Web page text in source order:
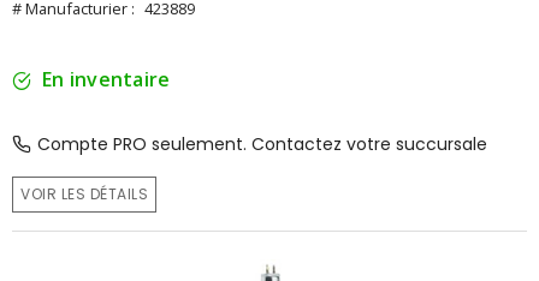
# Manufacturier : 423889
En inventaire
Compte PRO seulement. Contactez votre succursale
VOIR LES DÉTAILS